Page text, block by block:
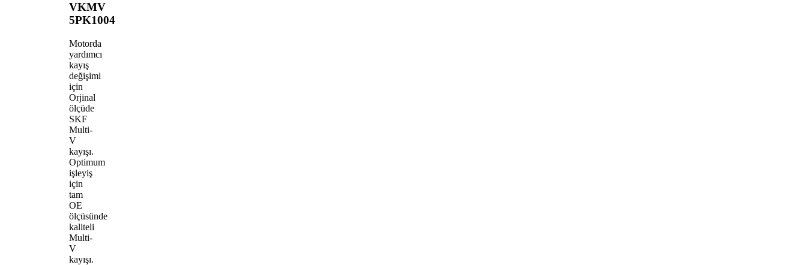
VKMV
5PK1004
Motorda
yardımcı
kayış
değişimi
için
Orjinal
ölçüde
SKF
Multi-
V
kayışı.
Optimum
işleyiş
için
tam
OE
ölçüsünde
kaliteli
Multi-
V
kayışı.